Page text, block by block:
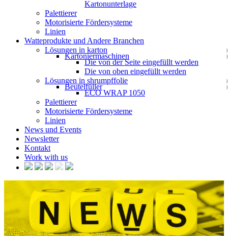
Kartonunterlage
Palettierer
Motorisierte Fördersysteme
Linien
Watteprodukte und Andere Branchen
Lösungen in karton
Kartoniermaschinen
Die von der Seite eingefüllt werden
Die von oben eingefüllt werden
Lösungen in shrumpffolie
Beutelfüller
ECO WRAP 1050
Palettierer
Motorisierte Fördersysteme
Linien
News und Events
Newsletter
Kontakt
Work with us